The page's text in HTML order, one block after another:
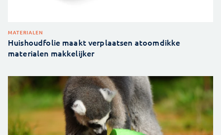
MATERIALEN
Huishoudfolie maakt verplaatsen atoomdikke
materialen makkelijker